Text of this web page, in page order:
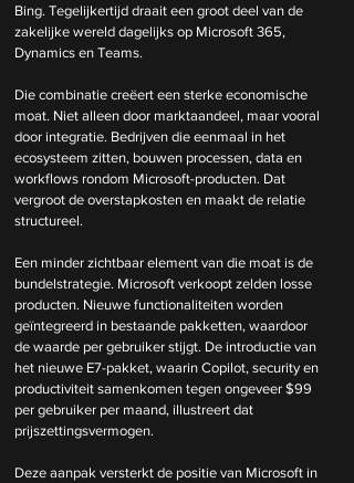
Bing. Tegelijkertijd draait een groot deel van de
zakelijke wereld dagelijks op Microsoft 365,
Dynamics en Teams.
Die combinatie creëert een sterke economische
moat. Niet alleen door marktaandeel, maar vooral
door integratie. Bedrijven die eenmaal in het
ecosysteem zitten, bouwen processen, data en
workflows rondom Microsoft-producten. Dat
vergroot de overstapkosten en maakt de relatie
structureel.
Een minder zichtbaar element van die moat is de
bundelstrategie. Microsoft verkoopt zelden losse
producten. Nieuwe functionaliteiten worden
geïntegreerd in bestaande pakketten, waardoor
de waarde per gebruiker stijgt. De introductie van
het nieuwe E7-pakket, waarin Copilot, security en
productiviteit samenkomen tegen ongeveer $99
per gebruiker per maand, illustreert dat
prijszettingsvermogen.
Deze aanpak versterkt de positie van Microsoft in